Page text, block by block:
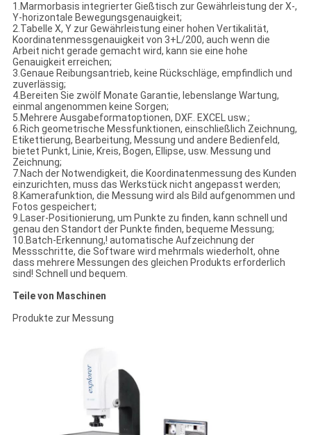
1.Marmorbasis integrierter Gießtisch zur Gewährleistung der X-,
Y-horizontale Bewegungsgenauigkeit;
2.Tabelle X, Y zur Gewährleistung einer hohen Vertikalität,
Koordinatenmessgenauigkeit von 3+L/200, auch wenn die
Arbeit nicht gerade gemacht wird, kann sie eine hohe
Genauigkeit erreichen;
3.Genaue Reibungsantrieb, keine Rückschläge, empfindlich und
zuverlässig;
4.Bereiten Sie zwölf Monate Garantie, lebenslange Wartung,
einmal angenommen keine Sorgen;
5.Mehrere Ausgabeformatoptionen, DXF.. EXCEL usw.;
6.Rich geometrische Messfunktionen, einschließlich Zeichnung,
Etikettierung, Bearbeitung, Messung und andere Bedienfeld,
bietet Punkt, Linie, Kreis, Bogen, Ellipse, usw. Messung und
Zeichnung;
7.Nach der Notwendigkeit, die Koordinatenmessung des Kunden
einzurichten, muss das Werkstück nicht angepasst werden;
8.Kamerafunktion, die Messung wird als Bild aufgenommen und
Fotos gespeichert;
9.Laser-Positionierung, um Punkte zu finden, kann schnell und
genau den Standort der Punkte finden, bequeme Messung;
10.Batch-Erkennung,! automatische Aufzeichnung der
Messschritte, die Software wird mehrmals wiederholt, ohne
dass mehrere Messungen des gleichen Produkts erforderlich
sind! Schnell und bequem.
Teile von Maschinen
Produkte zur Messung